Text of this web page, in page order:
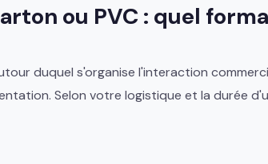
ou PVC : quel
duquel s'organise l'interaction
Selon votre logistique et la durée